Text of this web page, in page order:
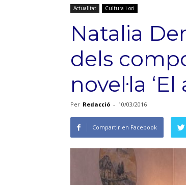
Actualitat Cultura i oci
Natalia
dels
novel·la
Per Redacció - 10/03/2016
Compartir en Facebook